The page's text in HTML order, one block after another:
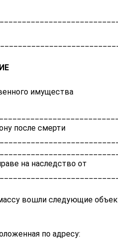
имущества
после смерти
на наследство от
вошли следующие
по адресу: